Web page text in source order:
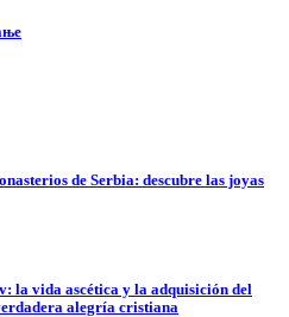
de Serbia: descubre las joyas
la vida ascética y la adquisición del
alegría cristiana